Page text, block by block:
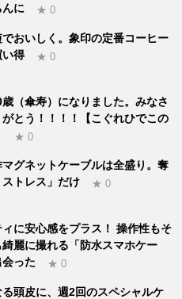
に
★ 0
おいしく。象印の定番コーヒー
い得
★ 0
（傘寿）になりました。みなさ
とう！！！！【こぐれひでこの
★ 0
グネットケーブルは全盛り。奪
トレス」だけ
★ 0
に安心感をプラス！ 操作性もそ
麗に撮れる「防水スマホケー
った
★ 0
頭皮に、週2回のスペシャルケ